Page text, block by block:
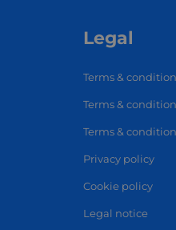
Legal
Terms &
Terms &
Terms &
Privacy policy
Cookie policy
Legal notice
SHOP